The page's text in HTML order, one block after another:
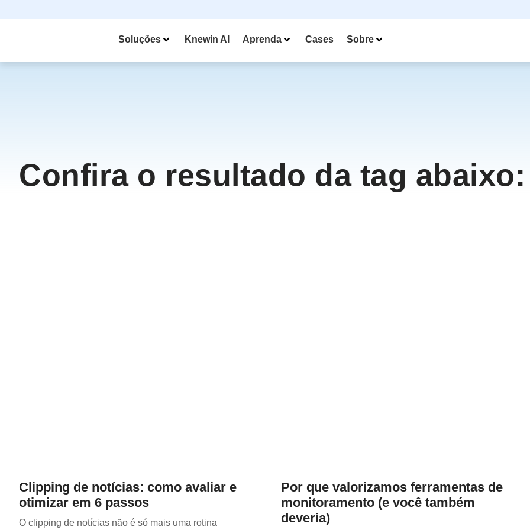
Soluções Knewin AI Aprenda Cases Sobre
Confira o resultado da tag abaixo:
Clipping de notícias: como avaliar e
otimizar em 6 passos
O clipping de notícias não é só mais uma rotina
Por que valorizamos ferramentas de
monitoramento (e você também
deveria)